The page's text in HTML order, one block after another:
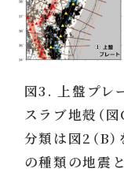
図3. 上盤プレー
スラブ地殻（
分類は図2（B
の種類の地震